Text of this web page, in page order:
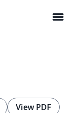
menu
View PDF